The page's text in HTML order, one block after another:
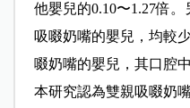
他嬰兒的0.10〜1.27倍
吸啜奶嘴的嬰兒，均較
啜奶嘴的嬰兒，其口腔
本研究認為雙親吸啜奶